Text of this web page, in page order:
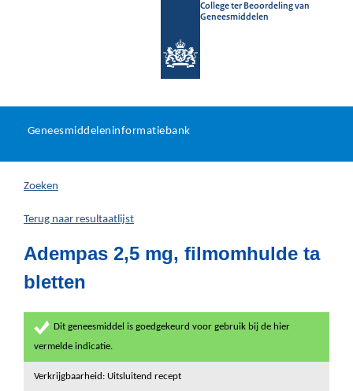
College ter Beoordeling van
Geneesmiddelen
U
hier:
Geneesmiddeleninformatiebank
Zoeken
Terug naar resultaatlijst
Adempas 2,5 mg, filmomhulde ta
bletten
Dit geneesmiddel is goedgekeurd voor gebruik bij de hier
vermelde indicatie.
Verkrijgbaarheid: Uitsluitend recept